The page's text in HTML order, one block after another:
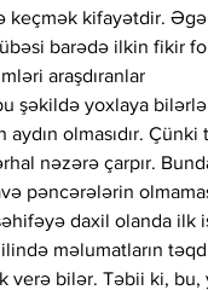
keçmək kifayətdir.
barədə ilkin fikir
araşdıranlar
olmasıdır.
nəzərə çarpır.
pəncərələrin
daxil olanda ilk
məlumatların
verə bilər. Təbii ki, bu,